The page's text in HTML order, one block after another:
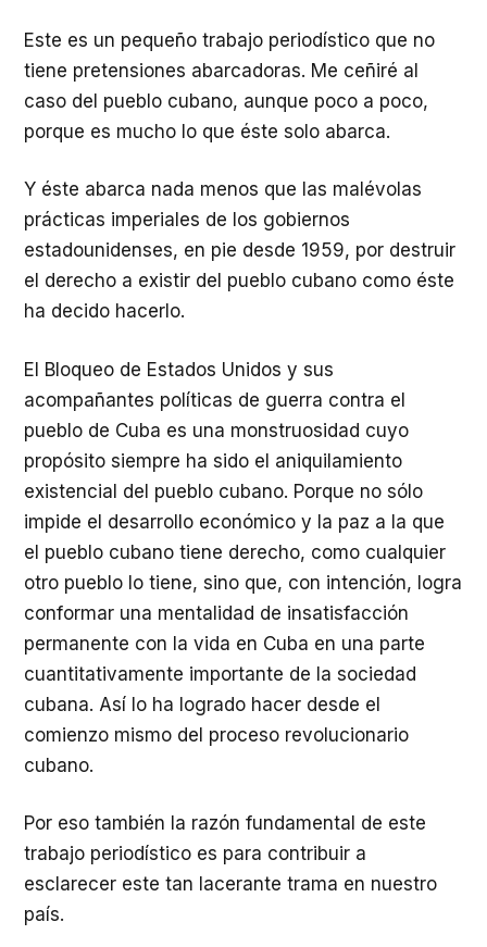
Este es un pequeño trabajo periodístico que no
tiene pretensiones abarcadoras. Me ceñiré al
caso del pueblo cubano, aunque poco a poco,
porque es mucho lo que éste solo abarca.
Y éste abarca nada menos que las malévolas
prácticas imperiales de los gobiernos
estadounidenses, en pie desde 1959, por destruir
el derecho a existir del pueblo cubano como éste
ha decido hacerlo.
El Bloqueo de Estados Unidos y sus
acompañantes políticas de guerra contra el
pueblo de Cuba es una monstruosidad cuyo
propósito siempre ha sido el aniquilamiento
existencial del pueblo cubano. Porque no sólo
impide el desarrollo económico y la paz a la que
el pueblo cubano tiene derecho, como cualquier
otro pueblo lo tiene, sino que, con intención, logra
conformar una mentalidad de insatisfacción
permanente con la vida en Cuba en una parte
cuantitativamente importante de la sociedad
cubana. Así lo ha logrado hacer desde el
comienzo mismo del proceso revolucionario
cubano.
Por eso también la razón fundamental de este
trabajo periodístico es para contribuir a
esclarecer este tan lacerante trama en nuestro
país.